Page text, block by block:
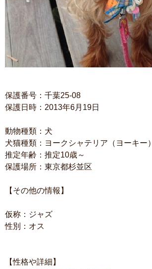
保護番号：千葉25-08
保護日時：2013年6月19日
動物種類：犬
犬猫種類：ヨークシャテリア（ヨーキー）
推定年齢：推定10歳～
保護場所：東京都杉並区
【その他の情報】
仮称：ジャズ
性別：オス
【性格や詳細】